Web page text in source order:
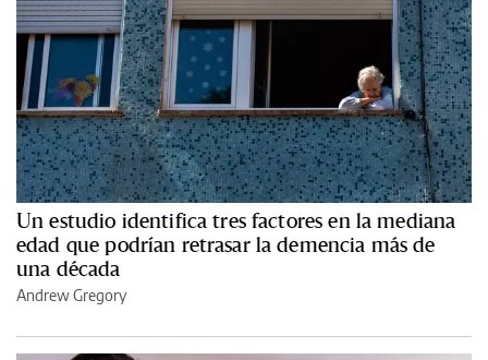
Un estudio identifica tres factores en la mediana
edad que podrían retrasar la demencia más de
una década
Andrew Gregory